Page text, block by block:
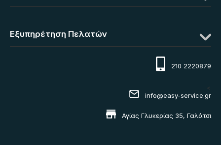
Εξυπηρέτηση Πελατών
210 2220879
<
info@easy-service.gr
Αγίας Γλυκερίας 35, Γαλάτσι